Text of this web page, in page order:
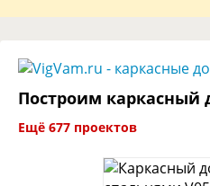
Построим
Ещё 677 проектов